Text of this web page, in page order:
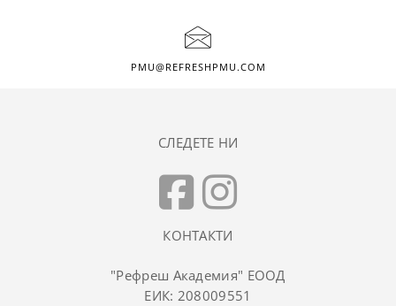
PMU@REFRESHPMU.COM
СЛЕДЕТЕ НИ
КОНТАКТИ
"Рефреш Академия" ЕООД
ЕИК: 208009551